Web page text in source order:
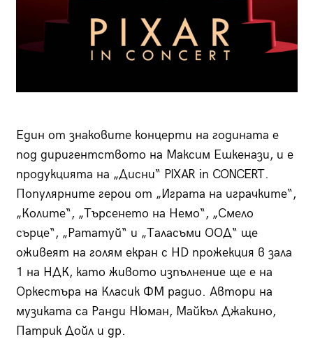
Един от знаковите концерти на годината е
под диригентството на Максим Ешкенази, и е
продукцията на „Дисни“ PIXAR in CONCERT.
Популярните герои от „Играта на играчките“,
„Колите“, „Търсенето на Немо“, „Смело
сърце“, „Рататуй“ и „Таласъми ООД“ ще
оживеят на голям екран с HD прожекция в зала
1 на НДК, като живото изпълнение ще е на
Оркестъра на Класик ФМ радио. Автори на
музиката са Ранди Нюман, Майкъл Джакино,
Патрик Дойл и др.